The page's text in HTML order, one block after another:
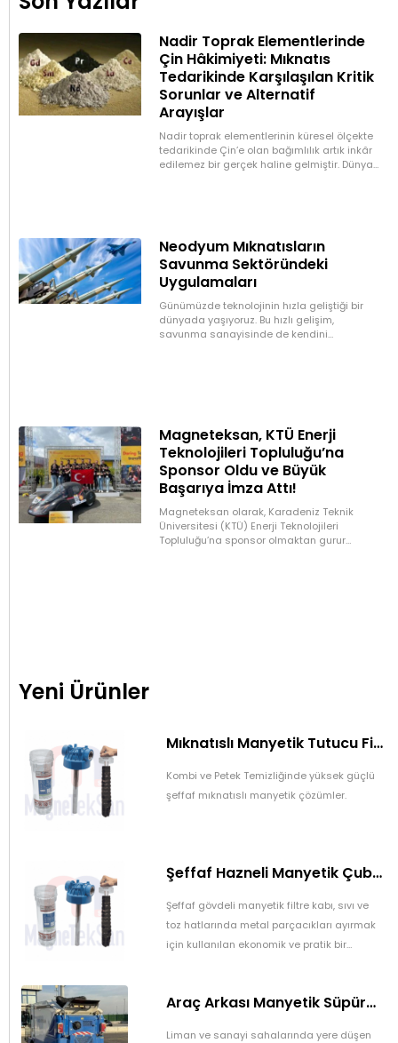
Nadir Toprak Elementlerinde
Çin Hâkimiyeti: Mıknatıs
Tedarikinde Karşılaşılan Kritik
Sorunlar ve Alternatif
Arayışlar
Nadir toprak elementlerinin küresel ölçekte
tedarikinde Çin’e olan bağımlılık artık inkâr
edilemez bir gerçek haline gelmiştir. Dünya
Neodyum Mıknatısların
Savunma Sektöründeki
Uygulamaları
Günümüzde teknolojinin hızla geliştiği bir
dünyada yaşıyoruz. Bu hızlı gelişim,
savunma sanayisinde de kendini
Magneteksan, KTÜ Enerji
Teknolojileri Topluluğu’na
Sponsor Oldu ve Büyük
Başarıya İmza Attı!
Magneteksan olarak, Karadeniz Teknik
Üniversitesi (KTÜ) Enerji Teknolojileri
Topluluğu’na sponsor olmaktan gurur
Yeni Ürünler
Mıknatıslı Manyetik Tutucu Filtre Mıknatıs – Petek ve Kombi Temizliği
Kombi ve Petek Temizliğinde yüksek güçlü
şeffaf mıknatıslı manyetik çözümler.
Şeffaf Hazneli Manyetik Çubuk Filtre – Ekonomik ve Yüksek Verimli Metal Tutucu
Şeffaf gövdeli manyetik filtre kabı, sıvı ve
toz hatlarında metal parçacıkları ayırmak
için kullanılan ekonomik ve pratik bir
ekipmanları korur.
Araç Arkası Manyetik Süpürge – Liman, Fuar Alanı ve Otomotiv Fabrikaları İçin
Liman ve sanayi sahalarında yere düşen